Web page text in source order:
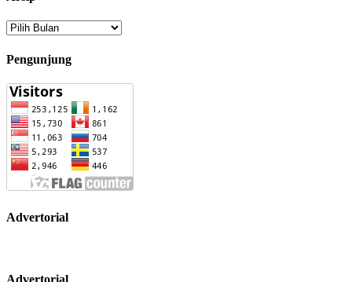
Arsip
Pengunjung
Advertorial
Advertorial